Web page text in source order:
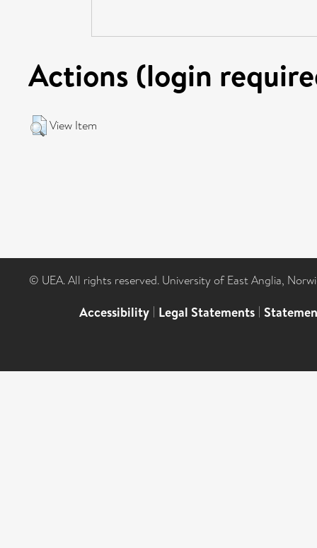
Actions (login
View Item
© UEA. All rights reserved. University of East Anglia,
Accessibility | Legal Statements |